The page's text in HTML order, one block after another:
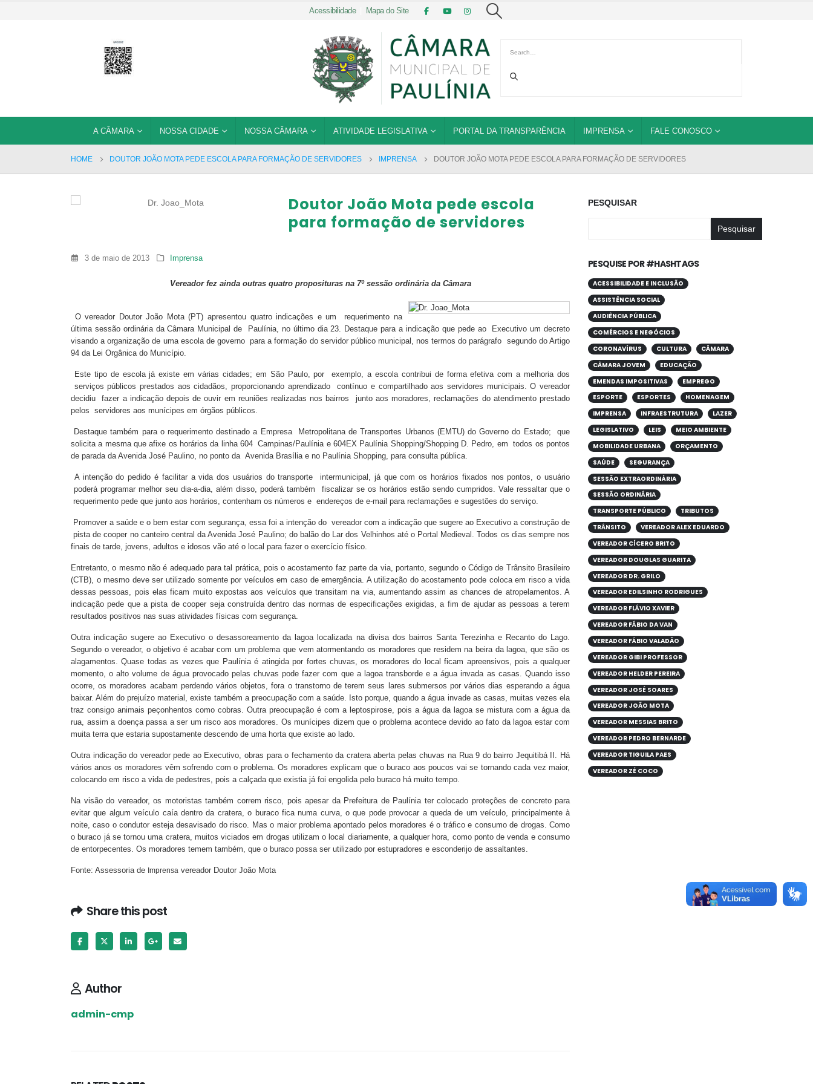
Acessibilidade| Mapa do Site
A CÂMARA NOSSA CIDADE NOSSA CÂMARA ATIVIDADE LEGISLATIVA PORTAL DA TRANSPARÊNCIA IMPRENSA FALE CONOSCO
HOME DOUTOR JOÃO MOTA PEDE ESCOLA PARA FORMAÇÃO DE SERVIDORES IMPRENSA DOUTOR JOÃO MOTA PEDE ESCOLA PARA FORMAÇÃO DE SERVIDORES
Doutor João Mota pede escola
para formação de servidores
3 de maio de 2013 Imprensa
Vereador fez ainda outras quatro proposituras na 7º sessão ordinária da Câmara
O vereador Doutor João Mota (PT) apresentou quatro indicações e um requerimento na
última sessão ordinária da Câmara Municipal de Paulínia, no último dia 23. Destaque para a indicação que pede ao Executivo um decreto
visando a organização de uma escola de governo para a formação do servidor público municipal, nos termos do parágrafo segundo do Artigo
94 da Lei Orgânica do Município.
Este tipo de escola já existe em várias cidades; em São Paulo, por exemplo, a escola contribui de forma efetiva com a melhoria dos
serviços públicos prestados aos cidadãos, proporcionando aprendizado contínuo e compartilhado aos servidores municipais. O vereador
decidiu fazer a indicação depois de ouvir em reuniões realizadas nos bairros junto aos moradores, reclamações do atendimento prestado
pelos servidores aos munícipes em órgãos públicos.
Destaque também para o requerimento destinado a Empresa Metropolitana de Transportes Urbanos (EMTU) do Governo do Estado; que
solicita a mesma que afixe os horários da linha 604 Campinas/Paulínia e 604EX Paulínia Shopping/Shopping D. Pedro, em todos os pontos
de parada da Avenida José Paulino, no ponto da Avenida Brasília e no Paulínia Shopping, para consulta pública.
A intenção do pedido é facilitar a vida dos usuários do transporte intermunicipal, já que com os horários fixados nos pontos, o usuário
poderá programar melhor seu dia-a-dia, além disso, poderá também fiscalizar se os horários estão sendo cumpridos. Vale ressaltar que o
requerimento pede que junto aos horários, contenham os números e endereços de e-mail para reclamações e sugestões do serviço.
Promover a saúde e o bem estar com segurança, essa foi a intenção do vereador com a indicação que sugere ao Executivo a construção de
pista de cooper no canteiro central da Avenida José Paulino; do balão do Lar dos Velhinhos até o Portal Medieval. Todos os dias sempre nos
finais de tarde, jovens, adultos e idosos vão até o local para fazer o exercício físico.
Entretanto, o mesmo não é adequado para tal prática, pois o acostamento faz parte da via, portanto, segundo o Código de Trânsito Brasileiro
(CTB), o mesmo deve ser utilizado somente por veículos em caso de emergência. A utilização do acostamento pode coloca em risco a vida
dessas pessoas, pois elas ficam muito expostas aos veículos que transitam na via, aumentando assim as chances de atropelamentos. A
indicação pede que a pista de cooper seja construída dentro das normas de especificações exigidas, a fim de ajudar as pessoas a terem
resultados positivos nas suas atividades físicas com segurança.
Outra indicação sugere ao Executivo o desassoreamento da lagoa localizada na divisa dos bairros Santa Terezinha e Recanto do Lago.
Segundo o vereador, o objetivo é acabar com um problema que vem atormentando os moradores que residem na beira da lagoa, que são os
alagamentos. Quase todas as vezes que Paulínia é atingida por fortes chuvas, os moradores do local ficam apreensivos, pois a qualquer
momento, o alto volume de água provocado pelas chuvas pode fazer com que a lagoa transborde e a água invada as casas. Quando isso
ocorre, os moradores acabam perdendo vários objetos, fora o transtorno de terem seus lares submersos por vários dias esperando a água
baixar. Além do prejuízo material, existe também a preocupação com a saúde. Isto porque, quando a água invade as casas, muitas vezes ela
traz consigo animais peçonhentos como cobras. Outra preocupação é com a leptospirose, pois a água da lagoa se mistura com a água da
rua, assim a doença passa a ser um risco aos moradores. Os munícipes dizem que o problema acontece devido ao fato da lagoa estar com
muita terra que estaria supostamente descendo de uma horta que existe ao lado.
Outra indicação do vereador pede ao Executivo, obras para o fechamento da cratera aberta pelas chuvas na Rua 9 do bairro Jequitibá II. Há
vários anos os moradores vêm sofrendo com o problema. Os moradores explicam que o buraco aos poucos vai se tornando cada vez maior,
colocando em risco a vida de pedestres, pois a calçada que existia já foi engolida pelo buraco há muito tempo.
Na visão do vereador, os motoristas também correm risco, pois apesar da Prefeitura de Paulínia ter colocado proteções de concreto para
evitar que algum veículo caía dentro da cratera, o buraco fica numa curva, o que pode provocar a queda de um veículo, principalmente à
noite, caso o condutor esteja desavisado do risco. Mas o maior problema apontado pelos moradores é o tráfico e consumo de drogas. Como
o buraco já se tornou uma cratera, muitos viciados em drogas utilizam o local diariamente, a qualquer hora, como ponto de venda e consumo
de entorpecentes. Os moradores temem também, que o buraco possa ser utilizado por estupradores e esconderijo de assaltantes.
Fonte: Assessoria de Imprensa vereador Doutor João Mota
Share this post
Author
admin-cmp
PESQUISAR
Pesquisar
PESQUISE POR #HASHTAGS
ACESSIBILIDADE E INCLUSÃO
ASSISTÊNCIA SOCIAL
AUDIÊNCIA PÚBLICA
COMÉRCIOS E NEGÓCIOS
CORONAVÍRUS
CULTURA
CÂMARA
CÂMARA JOVEM
EDUCAÇÃO
EMENDAS IMPOSITIVAS
EMPREGO
ESPORTE
ESPORTES
HOMENAGEM
IMPRENSA
INFRAESTRUTURA
LAZER
LEGISLATIVO
LEIS
MEIO AMBIENTE
MOBILIDADE URBANA
ORÇAMENTO
SAÚDE
SEGURANÇA
SESSÃO EXTRAORDINÁRIA
SESSÃO ORDINÁRIA
TRANSPORTE PÚBLICO
TRIBUTOS
TRÂNSITO
VEREADOR ALEX EDUARDO
VEREADOR CÍCERO BRITO
VEREADOR DOUGLAS GUARITA
VEREADOR DR. GRILO
VEREADOR EDILSINHO RODRIGUES
VEREADOR FLÁVIO XAVIER
VEREADOR FÁBIO DA VAN
VEREADOR FÁBIO VALADÃO
VEREADOR GIBI PROFESSOR
VEREADOR HELDER PEREIRA
VEREADOR JOSÉ SOARES
VEREADOR JOÃO MOTA
VEREADOR MESSIAS BRITO
VEREADOR PEDRO BERNARDE
VEREADOR TIGUILA PAES
VEREADOR ZÉ COCO